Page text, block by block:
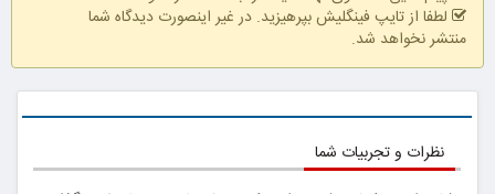
تتر
لطفا از تایپ فینگلیش بپرهیزید. در غیر اینصورت دیدگاه شما
منتشر نخواهد شد.
نظرات و تجربیات شما